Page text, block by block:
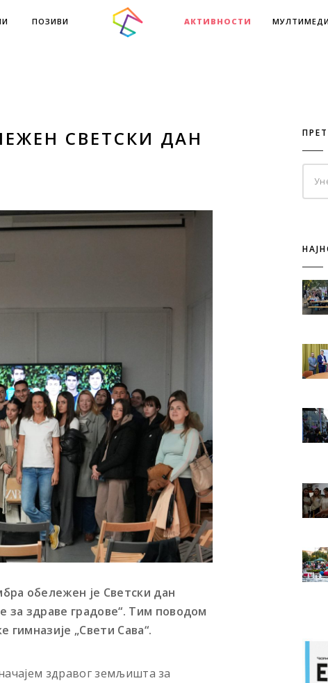
ПОЗИВИ АКТИВНОСТИ
СВЕТСКИ ДАН
обележен је Светски дан
здраве градове“. Тим поводом
гимназије „Свети Сава“.
здравог земљишта за